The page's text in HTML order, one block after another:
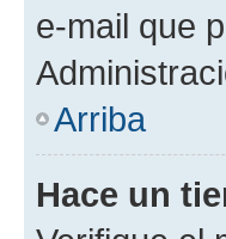
e-mail que
Arriba
Hace un